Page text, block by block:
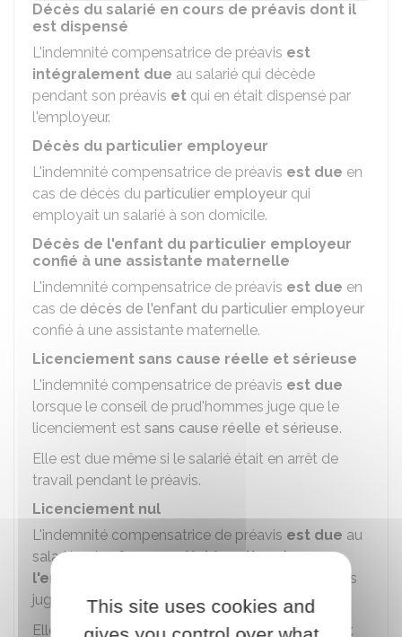
Décès du salarié en cours de préavis dont il
est dispensé
L'indemnité compensatrice de préavis est
intégralement due au salarié qui décède
pendant son préavis et qui en était dispensé par
l'employeur.
Décès du particulier employeur
L'indemnité compensatrice de préavis est due en
cas de décès du particulier employeur qui
employait un salarié à son domicile.
Décès de l'enfant du particulier employeur
confié à une assistante maternelle
L'indemnité compensatrice de préavis est due en
cas de décès de l'enfant du particulier employeur
confié à une assistante maternelle.
Licenciement sans cause réelle et sérieuse
L'indemnité compensatrice de préavis est due
lorsque le conseil de prud'hommes juge que le
licenciement est sans cause réelle et sérieuse.
Elle est due même si le salarié était en arrêt de
travail pendant le préavis.
Licenciement nul
L'indemnité compensatrice de préavis est due au
salarié quirefuse sa réintégration dans
l'entreprise,
lorsque le conseil de prud'hommes
juge que le licenciement estnul.
Elle est due quelque soit le motif de la rupture et
This site uses cookies and